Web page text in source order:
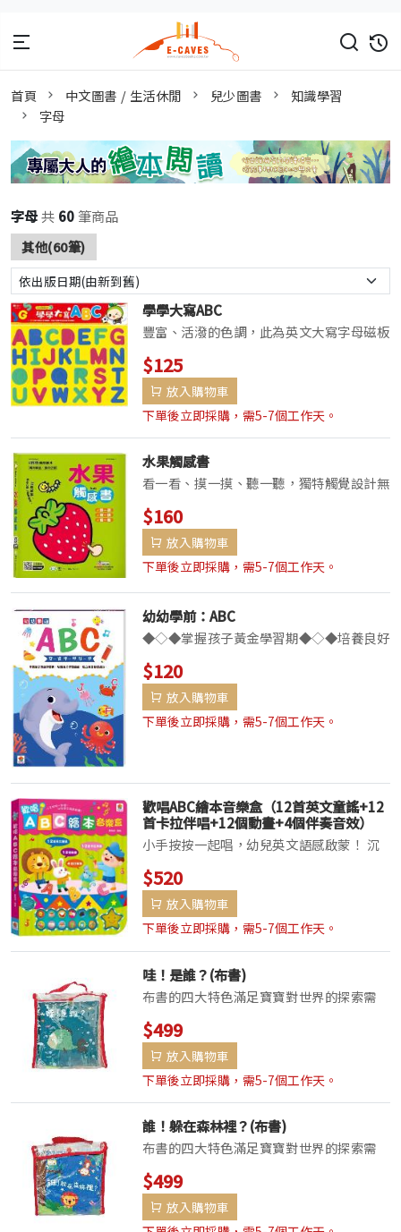
首頁 中文圖書 / 生活休閒 兒少圖書
知識學習
字母
字母共 60筆商品
其他(60筆)
學學大寫ABC
豐富、活潑的色調，此為英文大寫字母磁板
教具，可讓幼兒學習二十六個英文大 寫字
母，也可練習拼簡單的單字。 產品特色 ★
學習英文大寫字母。 ★ 搭配泡棉磁鐵來使
用，讓小朋友快樂學習。 ★ 顏色鮮豔，...
$125
放入購物車
下單後立即採購，需5-7個工作天。
水果觸感書
看一看、摸一摸、聽一聽，獨特觸覺設計無
毒、安全、環保！本書是為0-3歲孩子設計
的有聲動水果觸摸書，「健康水果」本書介
紹哈密瓜、 荔枝、蘋果等水果，搭配色彩
鮮艷的正片圖加上書頁中獨特觸覺設計，增
$160
放入購物車
下單後立即採購，需5-7個工作天。
幼幼學前：ABC
◆◇◆掌握孩子黃金學習期◆◇◆培養良好
學習態度，建立英語基礎能力。依照筆畫順
序練習寫ABC，穿插小遊戲提升學習興
趣，學前必備奠定基本功！本書特色🖊️標準
筆順示範，奠定書寫基礎。🖊️文字和圖形連
$120
放入購物車
下單後立即採購，需5-7個工作天。
歡唱ABC繪本音樂盒（12首英文童謠+12
首卡拉伴唱+12個動畫+4個伴奏音效）
小手按按一起唱，幼兒英文語感啟蒙！ 沉
浸耳熟能詳的輕快歌謠，快樂學英文！ 收
錄12首家喻戶曉的律動英文兒歌及卡拉伴
唱， 搭配12個兒歌動畫，掃一掃
QRcode，畫面動起來了！ 4個伴奏音效，
不同兒歌...
$520
放入購物車
下單後立即採購，需5-7個工作天。
哇！是誰？(布書)
布書的四大特色滿足寶寶對世界的探索需
求，幫助寶寶的感官發展。‧視覺：豐富顏
色，吸引寶寶的視線，柔和色彩，不刺激寶
寶的眼睛。‧聽覺：響紙設計，發出沙沙聲
響，引發好奇心，促進寶寶的聽覺。‧觸
覺：柔軟布料的...
$499
放入購物車
下單後立即採購，需5-7個工作天。
誰！躲在森林裡？(布書)
布書的四大特色滿足寶寶對世界的探索需
求，幫助寶寶的感官發展。‧視覺：豐富顏
色，吸引寶寶的視線，柔和色彩，不刺激寶
寶的眼睛。‧聽覺：響紙設計，發出沙沙聲
$499
放入購物車